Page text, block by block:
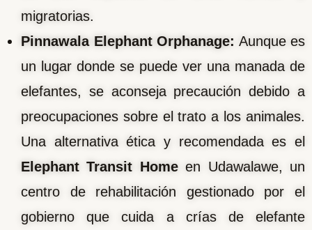
migratorias.
Pinnawala Elephant Orphanage: Aunque es
un lugar donde se puede ver una manada de
elefantes, se aconseja precaución debido a
preocupaciones sobre el trato a los animales.
Una alternativa ética y recomendada es el
Elephant Transit Homeen Udawalawe, un
centro de rehabilitación gestionado por el
gobierno que cuida a crías de elefante